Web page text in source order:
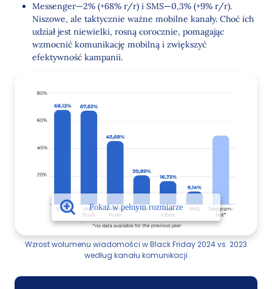
Messenger—2% (+68% r/r) i SMS—0,3% (+9% r/r).
Niszowe, ale taktycznie ważne mobilne kanały. Choć ich
udział jest niewielki, rosną corocznie, pomagając
wzmocnić komunikację mobilną i zwiększyć
efektywność kampanii.
Wzrost wolumenu wiadomości w Black Friday 2024 vs. 2023
według kanału komunikacji